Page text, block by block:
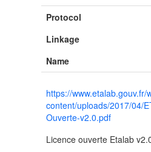
Protocol
Linkage
Name
https://www.etalab.gouv.fr/
content/uploads/2017/04/
Ouverte-v2.0.pdf
Licence ouverte Etalab